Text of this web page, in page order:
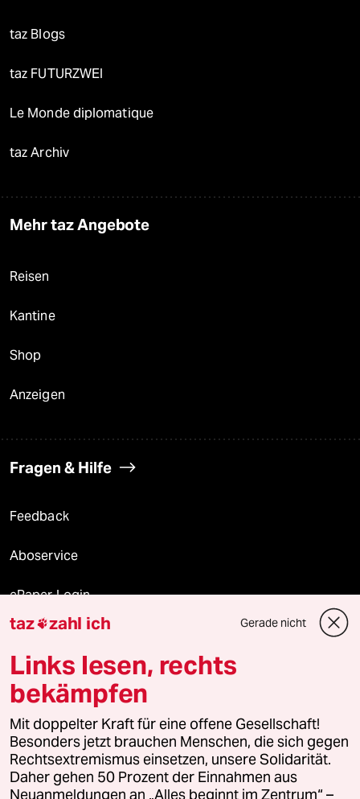
taz Blogs
taz FUTURZWEI
Le Monde diplomatique
taz Archiv
Mehr taz Angebote
Reisen
Kantine
Shop
Anzeigen
Fragen & Hilfe
Feedback
Aboservice
ePaper Login
Downloads für Abonnierende
© 2026 taz Verlags und Vertriebs GmbH
Alle Rechte vorbehalten. Bei rechtlichen Fragen oder für Genehmigungen
wenden Sie sich bitte an
lizenzen@taz.de
Feedback Redaktionsstatut Kommune-Richtlinien
taz zahl ich Gerade nicht
Links lesen, rechts
bekämpfen
Mit doppelter Kraft für eine offene Gesellschaft!
Besonders jetzt brauchen Menschen, die sich gegen
Rechtsextremismus einsetzen, unsere Solidarität.
Daher gehen 50 Prozent der Einnahmen aus
Neuanmeldungen an „Alles beginnt im Zentrum“ –